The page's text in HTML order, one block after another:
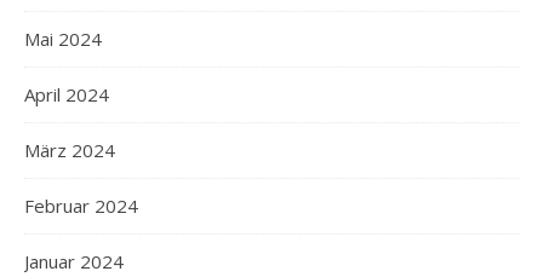
Mai 2024
April 2024
März 2024
Februar 2024
Januar 2024